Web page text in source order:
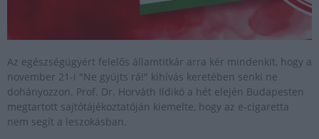
Az egészségügyért felelős államtitkár arra kér mindenkit, hogy a
november 21-i "Ne gyújts rá!" kihívás keretében senki ne
dohányozzon. Prof. Dr. Horváth Ildikó a hét elején Budapesten
megtartott sajtótájékoztatóján kiemelte, hogy az e-cigaretta
nem segít a leszokásban.